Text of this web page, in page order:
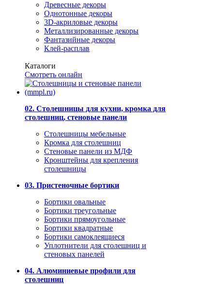
Древесные декоры
Однотонные декоры
3D-акриловые декоры
Металлизированные декоры
Фантазийные декоры
Клей-расплав
Каталоги
Смотреть онлайн
02. Столешницы для кухни, кромка для
столешниц, стеновые панели
Столешницы мебельные
Кромка для столешниц
Стеновые панели из МДФ
Кронштейны для крепления
столешницы
03. Пристеночные бортики
Бортики овальные
Бортики треугольные
Бортики прямоугольные
Бортики квадратные
Бортики самоклеящиеся
Уплотнители для столешниц и
стеновых панелей
04. Алюминиевые профили для
столешниц